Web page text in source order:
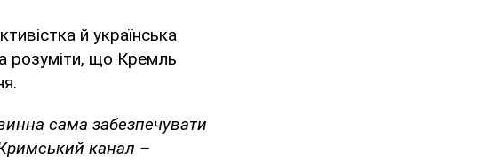
й українська
розуміти, що Кремль
сама забезпечувати
канал –